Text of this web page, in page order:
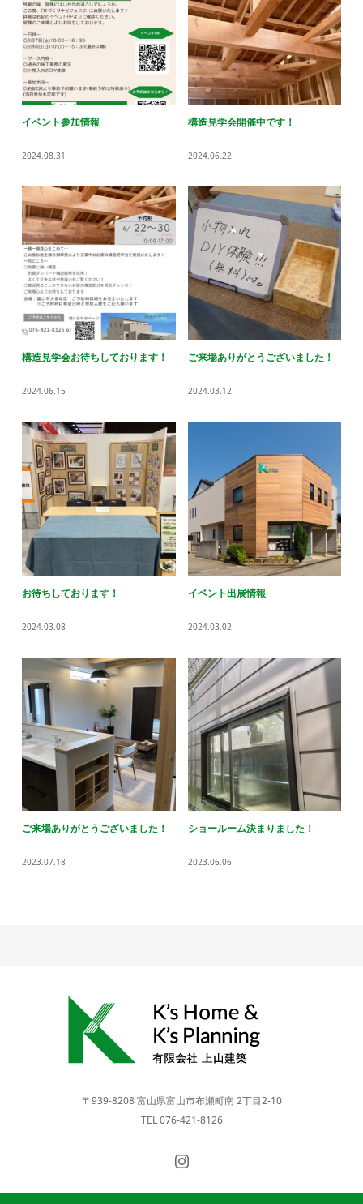
イベント参加情報
2024.08.31
構造見学会開催中です！
2024.06.22
構造見学会お待ちしております！
2024.06.15
ご来場ありがとうございました！
2024.03.12
お待ちしております！
2024.03.08
イベント出展情報
2024.03.02
ご来場ありがとうございました！
2023.07.18
ショールーム決まりました！
2023.06.06
〒939-8208 富山県富山市布瀬町南 2丁目2-10
TEL 076-421-8126